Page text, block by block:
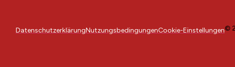
DatenschutzerklärungNutzungsbedingungenCookie-Einstellungen©